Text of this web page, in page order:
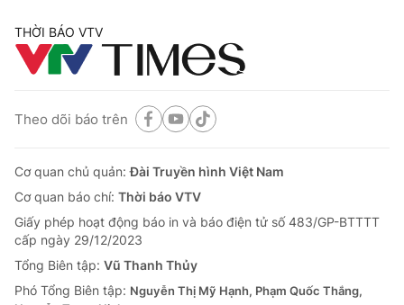
Phim VTV
Hậu trường
Giải sao mai
Giải trí
Điện ảnh
Âm nhạc
Du lịch
Làm đẹp
Chất lượng cuộc sống
Tuyển sinh
Học trực tuyến
Công nghệ
Hitech Công nghệ tương lai
Sản phẩm
Giao lưu trực tuyến
Lịch phát sóng
THỜI BÁO VTV
Theo dõi báo trên
Cơ quan chủ quản:Đài Truyền hình Việt Nam
Cơ quan báo chí: Thời báo VTV
Giấy phép hoạt động báo in và báo điện tử số 483/GP-BTTTT
cấp ngày 29/12/2023
Tổng Biên tập: Vũ Thanh Thủy
Phó Tổng Biên tập: Nguyễn Thị Mỹ Hạnh, Phạm Quốc Thắng,